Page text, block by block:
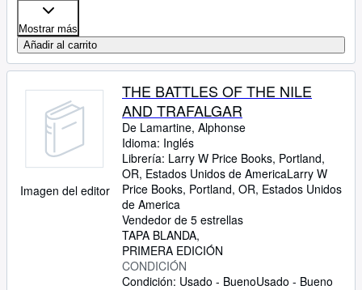
Mostrar más
Añadir al carrito
Imagen del editor
THE BATTLES OF THE NILE
AND TRAFALGAR
De Lamartine, Alphonse
Idioma: Inglés
Librería: Larry W Price Books, Portland,
OR, Estados Unidos de AmericaLarry W
Price Books, Portland, OR, Estados Unidos
de America
Vendedor de 5 estrellas
TAPA BLANDA
PRIMERA EDICIÓN
CONDICIÓN
Condición: Usado - BuenoUsado - Bueno